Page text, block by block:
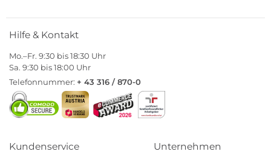
Hilfe & Kontakt
Mo.–Fr. 9:30 bis 18:30 Uhr
Sa. 9:30 bis 18:00 Uhr
Telefonnummer: + 43 316 / 870-0
Kundenservice Unternehmen